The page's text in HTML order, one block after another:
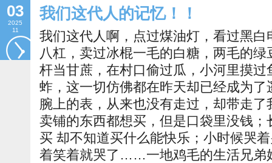
03
2025
11
我们这代人的记忆！！
我们这代人啊，点过煤油灯，看过黑
八杠，卖过冰棍一毛的白糖，两毛的
杆当甘蔗，在村口偷过瓜，小河里摸
蚱，这一切仿佛都在昨天却已经成为
腕上的表，从来也没有走过，却带走
卖铺的东西都想买，但是口袋里没钱
买 却不知道买什么能快乐；小时候哭
着笑着就哭了……一地鸡毛的生活兄弟